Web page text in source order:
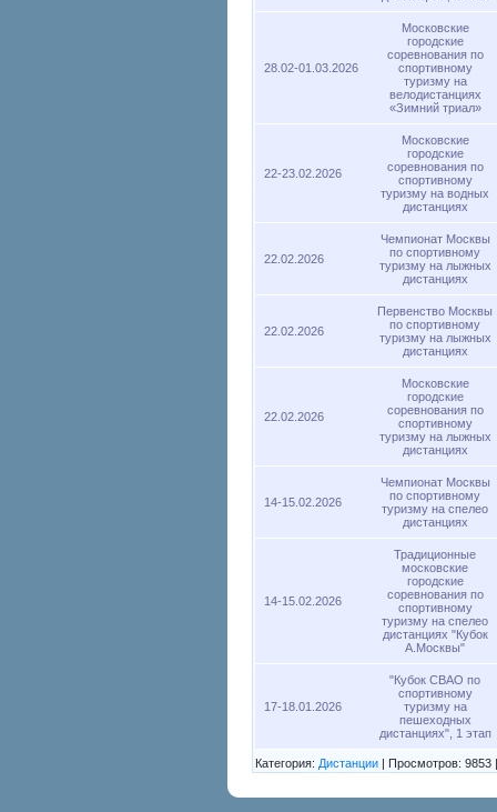
28.02-01.03.2026
Московские
городские
соревнования по
спортивному
туризму на
велодистанциях
«Зимний триал»
22-23.02.2026
Московские
городские
соревнования по
спортивному
туризму на водных
дистанциях
22.02.2026
Чемпионат Москвы
по спортивному
туризму на лыжных
дистанциях
22.02.2026
Первенство Москвы
по спортивному
туризму на лыжных
дистанциях
22.02.2026
Московские
городские
соревнования по
спортивному
туризму на лыжных
дистанциях
14-15.02.2026
Чемпионат Москвы
по спортивному
туризму на спелео
дистанциях
14-15.02.2026
Традиционные
московские
городские
соревнования по
спортивному
туризму на спелео
дистанциях "Кубок
А.Москвы"
17-18.01.2026
"Кубок СВАО по
спортивному
туризму на
пешеходных
дистанциях", 1 этап
Категория: Дистанции | Просмотров: 9853